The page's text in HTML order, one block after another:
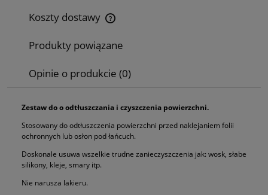
Koszty dostawy
Cena nie zawiera ewentualnych kosztów płatności
Produkty powiązane
Opinie o produkcie (0)
Zestaw do o odtłuszczania i czyszczenia powierzchni.
Stosowany do odtłuszczenia powierzchni przed naklejaniem folii
ochronnych lub osłon pod łańcuch.
Doskonale usuwa wszelkie trudne zanieczyszczenia jak: wosk, słabe
silikony, kleje, smary itp.
Nie narusza lakieru.